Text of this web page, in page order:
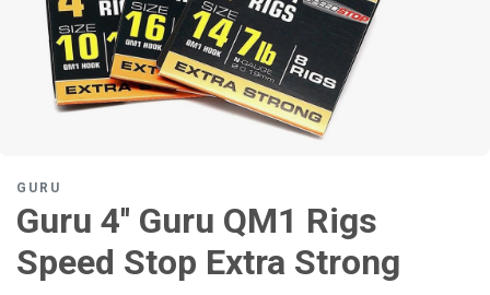
GURU
Guru 4'' Guru QM1 Rigs
Speed Stop Extra Strong